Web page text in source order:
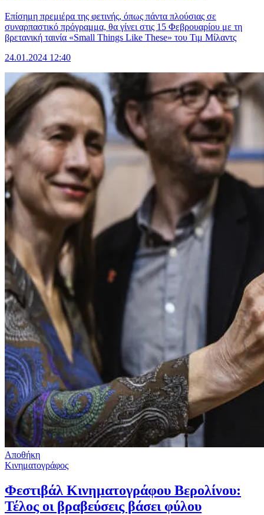
Επίσημη πρεμιέρα της φετινής, όπως πάντα πλούσιας σε
συναρπαστικό πρόγραμμα, θα γίνει στις 15 Φεβρουαρίου με τη
βρετανική ταινία «Small Things Like These» του Τιμ Μίλαντς
24.01.2024 12:40
Αποθήκη
Κινηματογράφος
Φεστιβάλ Κινηματογράφου Βερολίνου:
Τέλος οι βραβεύσεις βάσει φύλου